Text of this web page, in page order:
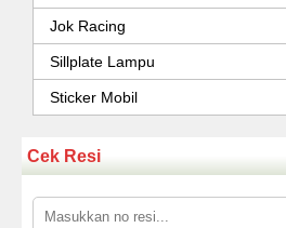
Jok Racing
Sillplate Lampu
Sticker Mobil
Cek Resi